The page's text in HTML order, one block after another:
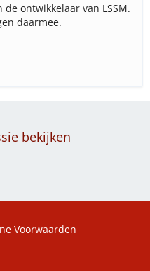
ontwikkelaar van LSSM.
daarmee.
bekijken
Voorwaarden